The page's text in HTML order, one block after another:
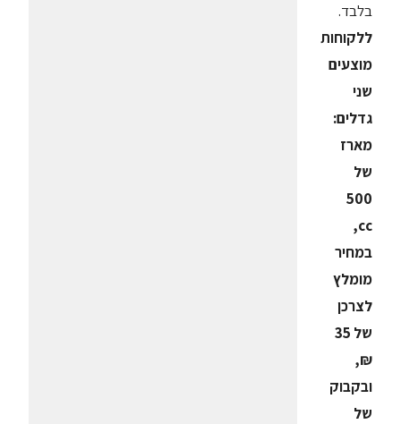
בלבד.
ללקוחות
מוצעים
שני
גדלים:
מארז
של
500
cc,
במחיר
מומלץ
לצרכן
של 35
₪,
ובקבוק
של